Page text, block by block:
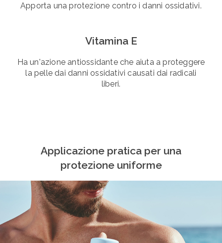
Apporta una protezione contro i danni ossidativi.
Vitamina E
Ha un'azione antiossidante che aiuta a proteggere
la pelle dai danni ossidativi causati dai radicali
liberi.
Applicazione pratica per una
protezione uniforme